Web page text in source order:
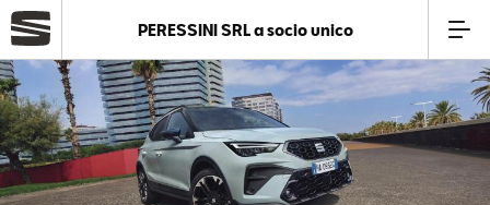
Azienda
Modelli
PERESSINI SRL a socio unico